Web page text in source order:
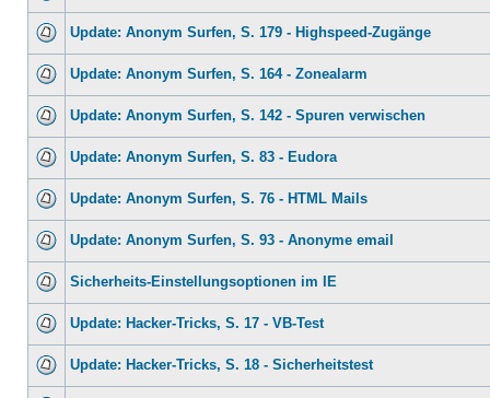
Update: Anonym Surfen, S. 179 - Highspeed-Zugänge
Update: Anonym Surfen, S. 164 - Zonealarm
Update: Anonym Surfen, S. 142 - Spuren verwischen
Update: Anonym Surfen, S. 83 - Eudora
Update: Anonym Surfen, S. 76 - HTML Mails
Update: Anonym Surfen, S. 93 - Anonyme email
Sicherheits-Einstellungsoptionen im IE
Update: Hacker-Tricks, S. 17 - VB-Test
Update: Hacker-Tricks, S. 18 - Sicherheitstest